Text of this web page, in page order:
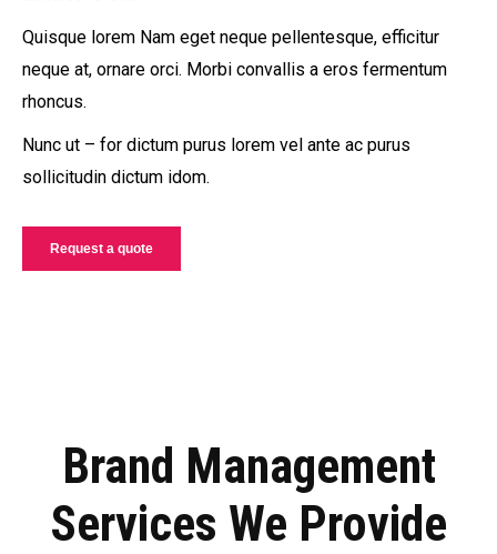
Quisque lorem Nam eget neque pellentesque, efficitur
neque at, ornare orci. Morbi convallis a eros fermentum
rhoncus.
Nunc ut – for dictum purus lorem vel ante ac purus
sollicitudin dictum idom.
Request a quote
Brand Management
Services We Provide